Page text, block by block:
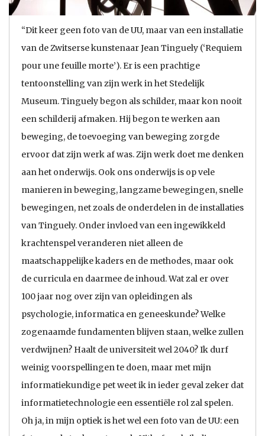
“Dit keer geen foto van de UU, maar van een installatie
van de Zwitserse kunstenaar Jean Tinguely (‘Requiem
pour une feuille morte’). Er is een prachtige
tentoonstelling van zijn werk in het Stedelijk
Museum. Tinguely begon als schilder, maar kon nooit
een schilderij afmaken. Hij begon te werken aan
beweging, de toevoeging van beweging zorgde
ervoor dat zijn werk af was. Zijn werk doet me denken
aan het onderwijs. Ook ons onderwijs is op vele
manieren in beweging, langzame bewegingen, snelle
bewegingen, net zoals de onderdelen in de installaties
van Tinguely. Onder invloed van een ingewikkeld
krachtenspel veranderen niet alleen de
maatschappelijke kaders en de methodes, maar ook
de curricula en daarmee de inhoud. Wat zal er over
100 jaar nog over zijn van opleidingen als
psychologie, informatica en geneeskunde? Welke
zogenaamde fundamenten blijven staan, welke zullen
verdwijnen? Haalt de universiteit wel 2040? Ik durf
weinig voorspellingen te doen, maar met mijn
informatiekundige pet weet ik in ieder geval zeker dat
informatietechnologie een essentiële rol zal spelen.
Oh ja, in mijn optiek is het wel een foto van de UU: een